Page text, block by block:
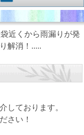
近くから雨漏りが発
解消！.....
しております。
さい！